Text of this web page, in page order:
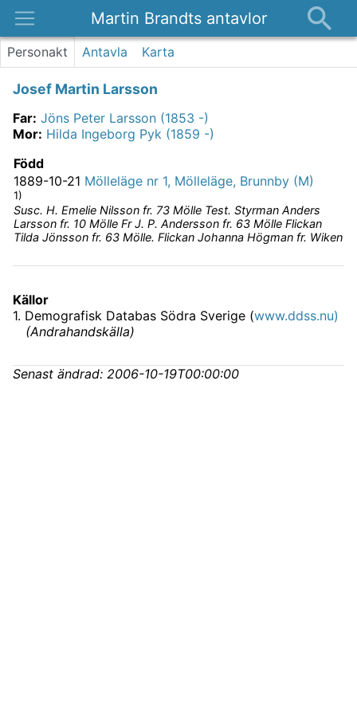
Martin Brandts antavlor
Platser
Kontakt
Personakt Antavla Karta
Josef Martin Larsson
Far: Jöns Peter Larsson (1853 -)
Mor: Hilda Ingeborg Pyk (1859 -)
Född
1889-10-21 Mölleläge nr 1, Mölleläge, Brunnby (M)
1)
Susc. H. Emelie Nilsson fr. 73 Mölle Test. Styrman Anders
Larsson fr. 10 Mölle Fr J. P. Andersson fr. 63 Mölle Flickan
Tilda Jönsson fr. 63 Mölle. Flickan Johanna Högman fr. Wiken
Källor
1. Demografisk Databas Södra Sverige (www.ddss.nu)
(Andrahandskälla)
Senast ändrad: 2006-10-19T00:00:00